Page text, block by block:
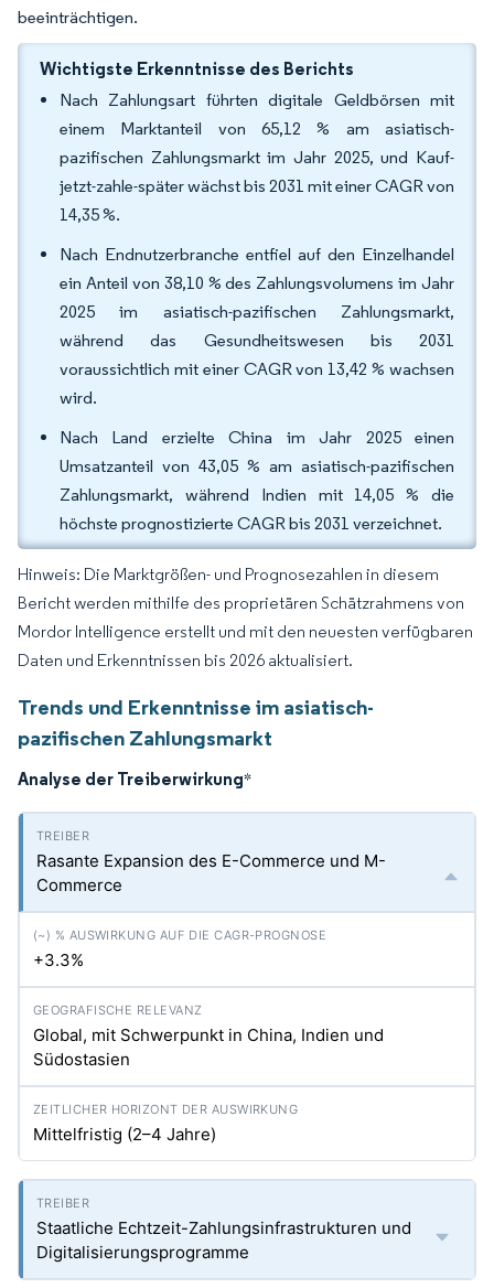
beeinträchtigen.
Wichtigste Erkenntnisse des Berichts
Nach Zahlungsart führten digitale Geldbörsen mit
einem Marktanteil von 65,12 % am asiatisch-
pazifischen Zahlungsmarkt im Jahr 2025, und Kauf-
jetzt-zahle-später wächst bis 2031 mit einer CAGR von
14,35 %.
Nach Endnutzerbranche entfiel auf den Einzelhandel
ein Anteil von 38,10 % des Zahlungsvolumens im Jahr
2025 im asiatisch-pazifischen Zahlungsmarkt,
während das Gesundheitswesen bis 2031
voraussichtlich mit einer CAGR von 13,42 % wachsen
wird.
Nach Land erzielte China im Jahr 2025 einen
Umsatzanteil von 43,05 % am asiatisch-pazifischen
Zahlungsmarkt, während Indien mit 14,05 % die
höchste prognostizierte CAGR bis 2031 verzeichnet.
Hinweis: Die Marktgrößen- und Prognosezahlen in diesem
Bericht werden mithilfe des proprietären Schätzrahmens von
Mordor Intelligence erstellt und mit den neuesten verfügbaren
Daten und Erkenntnissen bis 2026 aktualisiert.
Trends und Erkenntnisse im asiatisch-
pazifischen Zahlungsmarkt
Analyse der Treiberwirkung*
Rasante Expansion des E-Commerce und M-
Commerce
+3.3%
Global, mit Schwerpunkt in China, Indien und
Südostasien
Mittelfristig (2–4 Jahre)
Staatliche Echtzeit-Zahlungsinfrastrukturen und
Digitalisierungsprogramme